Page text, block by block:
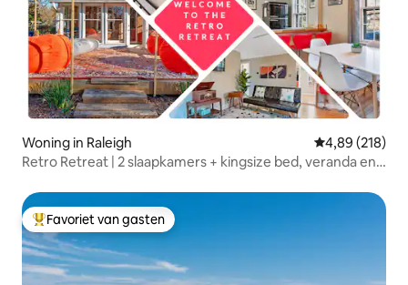
Woning in Raleigh Gemiddelde
4,89 (218)
Retro Retreat | 2 slaapkamers + kingsize bed, veranda en
Topfavoriet van gasten
Favoriet van gasten